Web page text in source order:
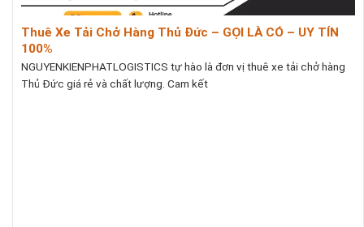
Thuê Xe Tải Chở Hàng Thủ Đức – GỌI LÀ CÓ – UY TÍN
100%
NGUYENKIENPHATLOGISTICS tự hào là đơn vị thuê xe tải chở hàng
Thủ Đức giá rẻ và chất lượng. Cam kết